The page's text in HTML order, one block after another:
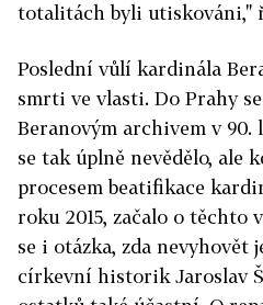
totalitách byli utiskováni,"
Poslední vůlí kardinála
smrti ve vlasti. Do Prahy
Beranovým archivem v 90.
se tak úplně nevědělo, ale
procesem beatifikace
roku 2015, začalo o těchto
se i otázka, zda nevyhovět
církevní historik Jaroslav